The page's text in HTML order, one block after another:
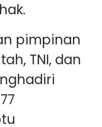
pimpinan
TNI, dan